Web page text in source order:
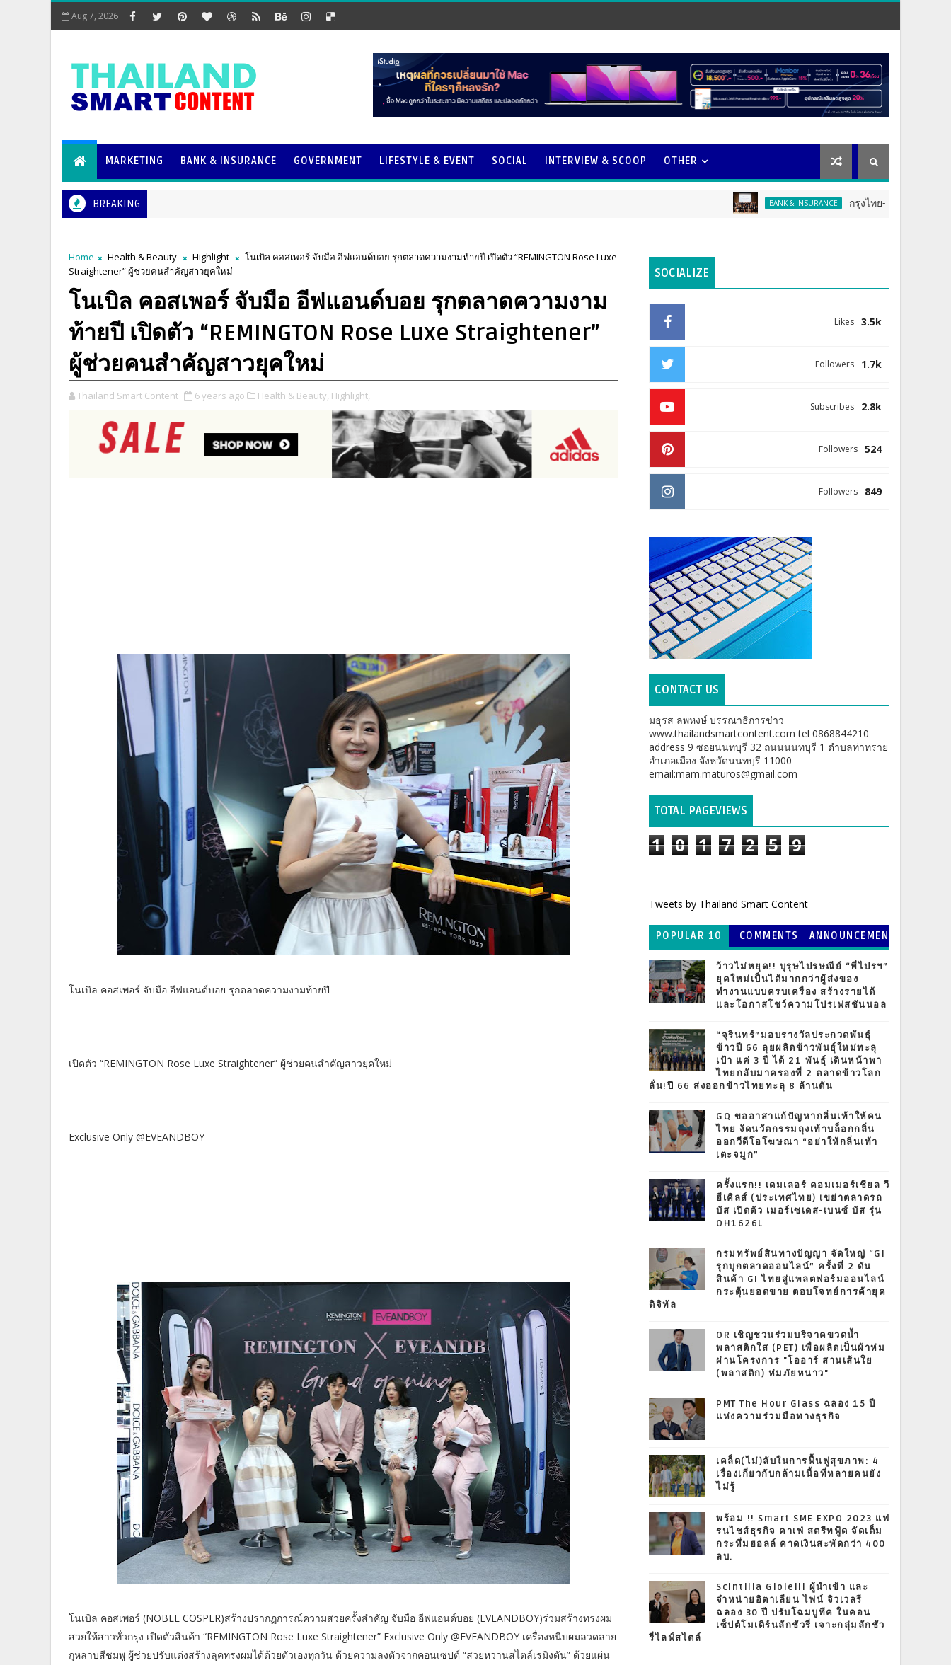
Aug 7, 2026
MARKETING BANK & INSURANCE GOVERNMENT LIFESTYLE & EVENT SOCIAL INTERVIEW & SCOOP OTHER
BREAKING BANK & INSURANCE กรุงไทย-แอกซ่า ประกันชีวิต จัดงา
Home Health & Beauty Highlight
โนเบิล คอสเพอร์ จับมือ อีฟแอนด์บอย รุกตลาดความงามท้ายปี เปิดตัว “REMINGTON Rose Luxe
Straightener” ผู้ช่วยคนสำคัญสาวยุคใหม่
โนเบิล คอสเพอร์ จับมือ อีฟแอนด์บอย รุกตลาดความงาม
ท้ายปี เปิดตัว “REMINGTON Rose Luxe Straightener”
ผู้ช่วยคนสำคัญสาวยุคใหม่
Thailand Smart Content 6 years ago Health & Beauty, Highlight,
โนเบิล คอสเพอร์ จับมือ อีฟแอนด์บอย รุกตลาดความงามท้ายปี
เปิดตัว “REMINGTON Rose Luxe Straightener” ผู้ช่วยคนสำคัญสาวยุคใหม่
Exclusive Only @EVEANDBOY
โนเบิล คอสเพอร์ (NOBLE COSPER)สร้างปรากฏการณ์ความสวยครั้งสำคัญ จับมือ อีฟแอนด์บอย (EVEANDBOY)ร่วมสร้างทรงผม
สวยให้สาวทั่วกรุง เปิดตัวสินค้า “REMINGTON Rose Luxe Straightener” Exclusive Only @EVEANDBOY เครื่องหนีบผมลวดลาย
กุหลาบสีชมพู ผู้ช่วยปรับแต่งสร้างลุคทรงผมได้ด้วยตัวเองทุกวัน ด้วยความลงตัวจากคอนเซปต์ “สวยหวานสไตล์เรมิงตัน” ด้วยแผ่น
SOCIALIZE
3.5k
Likes
1.7k
Followers
2.8k
Subscribes
524
Followers
849
Followers
CONTACT US
มธุรส ลพหงษ์ บรรณาธิการข่าว
www.thailandsmartcontent.com tel 0868844210
address 9 ซอยนนทบุรี 32 ถนนนนทบุรี 1 ตำบลท่าทราย
อำเภอเมือง จังหวัดนนทบุรี 11000
email:mam.maturos@gmail.com
TOTAL PAGEVIEWS
1 0 1 7 2 5 9
Tweets by Thailand Smart Content
POPULAR 10 COMMENTS
ANNOUNCEMEN
ว้าวไม่หยุด!! บุรุษไปรษณีย์ “พี่ไปรฯ”
ยุคใหม่เป็นได้มากกว่าผู้ส่งของ
ทำงานแบบครบเครื่อง สร้างรายได้
และโอกาสโชว์ความโปรเฟสชันนอล
“จุรินทร์”มอบรางวัลประกวดพันธุ์
ข้าวปี 66 ลุยผลิตข้าวพันธุ์ใหม่ทะลุ
เป้า แค่ 3 ปี ได้ 21 พันธุ์ เดินหน้าพา
ไทยกลับมาครองที่ 2 ตลาดข้าวโลก
ลั่น!ปี 66 ส่งออกข้าวไทยทะลุ 8 ล้านตัน
GQ ขออาสาแก้ปัญหากลิ่นเท้าให้คน
ไทย งัดนวัตกรรมถุงเท้าบล็อกกลิ่น
ออกวีดีโอโฆษณา “อย่าให้กลิ่นเท้า
เตะจมูก”
ครั้งแรก!! เดมเลอร์ คอมเมอร์เชียล วี
ฮีเคิลส์ (ประเทศไทย) เขย่าตลาดรถ
บัส เปิดตัว เมอร์เซเดส-เบนซ์ บัส รุ่น
OH1626L
กรมทรัพย์สินทางปัญญา จัดใหญ่ “GI
รุกบุกตลาดออนไลน์” ครั้งที่ 2 ดัน
สินค้า GI ไทยสู่แพลตฟอร์มออนไลน์
กระตุ้นยอดขาย ตอบโจทย์การค้ายุค
ดิจิทัล
OR เชิญชวนร่วมบริจาคขวดน้ำ
พลาสติกใส (PET) เพื่อผลิตเป็นผ้าห่ม
ผ่านโครงการ "โออาร์ สานเส้นใย
(พลาสติก) ห่มภัยหนาว"
PMT The Hour Glass ฉลอง 15 ปี
แห่งความร่วมมือทางธุรกิจ
เคล็ด(ไม่)ลับในการฟื้นฟูสุขภาพ: 4
เรื่องเกี่ยวกับกล้ามเนื้อที่หลายคนยัง
ไม่รู้
พร้อม !! Smart SME EXPO 2023 แฟ
รนไชส์ธุรกิจ คาเฟ่ สตรีทฟู้ด จัดเต็ม
กระหึ่มฮอลล์ คาดเงินสะพัดกว่า 400
ลบ.
Scintilla Gioielli ผู้นำเข้า และ
จำหน่ายอิตาเลียน ไฟน์ จิวเวลรี
ฉลอง 30 ปี ปรับโฉมบูทีค ในคอน
เซ็ปต์โมเดิร์นลักชัวรี่ เจาะกลุ่มลักชัว
รี่ไลฟ์สไตล์